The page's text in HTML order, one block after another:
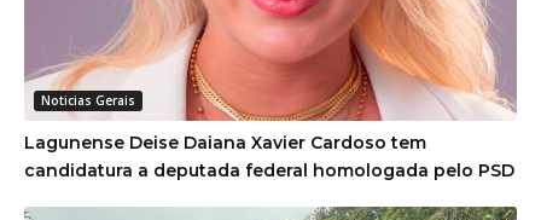
Noticias Gerais
Lagunense Deise Daiana Xavier Cardoso tem
candidatura a deputada federal homologada pelo PSD